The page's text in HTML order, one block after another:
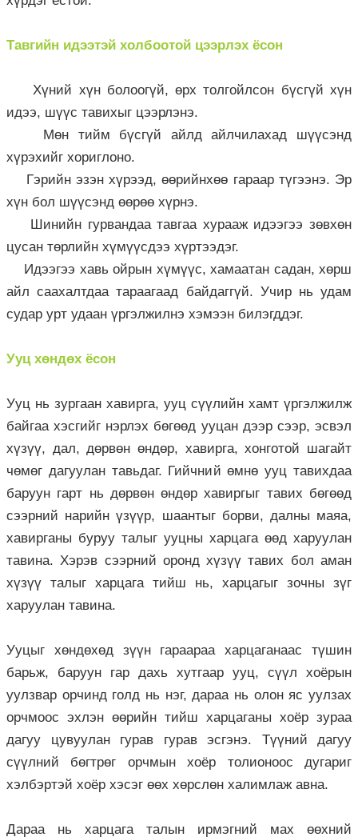
Тавгийн идээтэй холбоотой цээрлэх ёсон
Хүний хүн болоогүй, өрх толгойлсон бүсгүй хүн
идээ, шүүс тавихыг цээрлэнэ.
Мөн тийм бүсгүй айлд айлчилахад шүүсэнд
хүрэхийг хориглоно.
Гэрийн эзэн хүрээд, өөрийнхөө гараар түгээнэ. Эр
хүн бол шүүсэнд өөрөө хүрнэ.
Шинийн гурвандаа тавгаа хурааж идээгээ зөвхөн
цусан төрлийн хүмүүсдээ хүртээдэг.
Идээгээ хавь ойрын хүмүүс, хамаатан садан, хөрш
айл саахалтдаа тараагаад байдаггүй. Учир нь удам
судар урт удаан үргэлжилнэ хэмээн билэгддэг.
Ууц хөндөх ёсон
Ууц нь зургаан хавирга, ууц сүүлийн хамт үргэлжилж
байгаа хэсгийг нэрлэх бөгөөд ууцан дээр сээр, эсвэл
хүзүү, дал, дөрвөн өндөр, хавирга, хонготой шагайт
чөмөг дагуулан тавьдаг. Гийчний өмнө ууц тавихдаа
баруун гарт нь дөрвөн өндөр хавиргыг тавих бөгөөд
сээрний нарийн үзүүр, шаантыг борви, далны маяа,
хавирганы буруу талыг ууцны харцага өөд харуулан
тавина. Хэрэв сээрний оронд хүзүү тавих бол аман
хүзүү талыг харцага тийш нь, харцагыг зочны зүг
харуулан тавина.
Ууцыг хөндөхөд зүүн гараараа харцаганаас түшин
барьж, баруун гар дахь хутгаар ууц, сүүл хоёрын
уулзвар орчинд голд нь нэг, дараа нь олон яс уулзах
орчмоос эхлэн өөрийн тийш харцаганы хоёр зураа
дагуу цувуулан гурав гурав эсгэнэ. Түүний дагуу
сүүлний бөгтрөг орчмын хоёр толионоос дугариг
хэлбэртэй хоёр хэсэг өөх хөрслөн халимлаж авна.
Дараа нь харцага талын ирмэгний мах өөхний